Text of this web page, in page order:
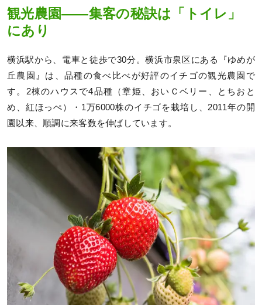
観光農園――集客の秘訣は「トイレ」
にあり
横浜駅から、電車と徒歩で30分。横浜市泉区にある『ゆめが
丘農園』は、品種の食べ比べが好評のイチゴの観光農園で
す。2棟のハウスで4品種（章姫、おいＣベリー、とちおと
め、紅ほっぺ）・1万6000株のイチゴを栽培し、2011年の開
園以来、順調に来客数を伸ばしています。